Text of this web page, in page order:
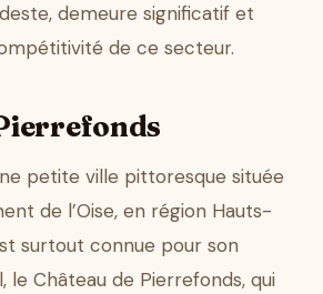
demeure significatif et
de ce secteur.
petite ville pittoresque située
de l’Oise, en région Hauts-
surtout connue pour son
le Château de Pierrefonds, qui